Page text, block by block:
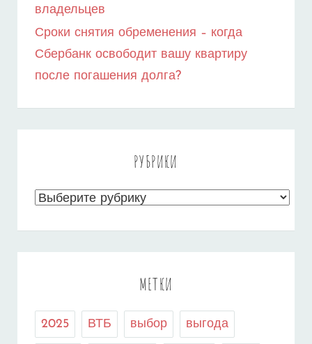
владельцев
Сроки снятия обременения – когда
Сбербанк освободит вашу квартиру
после погашения долга?
РУБРИКИ
Рубрики
МЕТКИ
2025 ВТБ выбор выгода